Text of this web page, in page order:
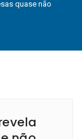
quase não